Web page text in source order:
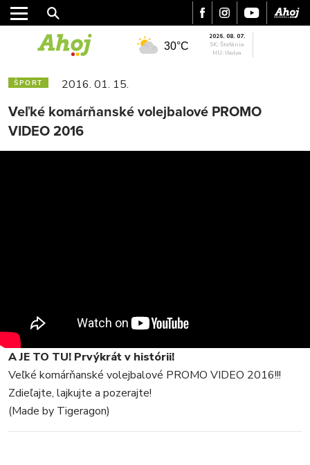
VIDEO
30°C
2026. 08. 07.
SK: Štefánia
HU: Ibolya
ŠPORT 2016. 01. 15.
Veľké komárňanské volejbalové PROMO
VIDEO 2016
A JE TO TU! Prvýkrát v histórii!
Veľké komárňanské volejbalové PROMO VIDEO 2016!!!
Zdieľajte, lajkujte a pozerajte!
(Made by Tigeragon)